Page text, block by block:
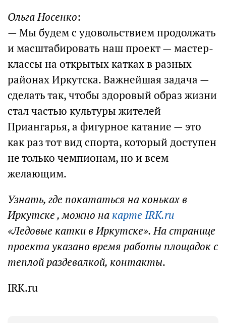
Ольга Носенко:
— Мы будем с удовольствием продолжать
и масштабировать наш проект — мастер-
классы на открытых катках в разных
районах Иркутска. Важнейшая задача —
сделать так, чтобы здоровый образ жизни
стал частью культуры жителей
Приангарья, а фигурное катание — это
как раз тот вид спорта, который доступен
не только чемпионам, но и всем
желающим.
Узнать, где покататься на коньках в
Иркутске , можно на карте IRK.ru
«Ледовые катки в Иркутске». На странице
проекта указано время работы площадок с
теплой раздевалкой, контакты.
IRK.ru